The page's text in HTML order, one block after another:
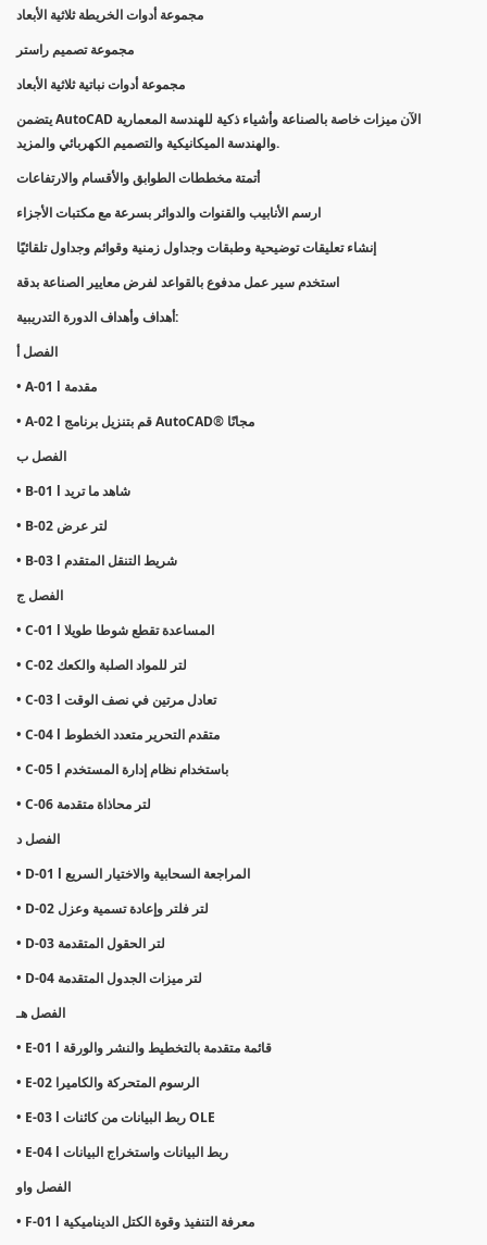
مجموعة أدوات الخريطة ثلاثية الأبعاد
مجموعة تصميم راستر
مجموعة أدوات نباتية ثلاثية الأبعاد
يتضمن AutoCAD الآن ميزات خاصة بالصناعة وأشياء ذكية للهندسة المعمارية
والهندسة الميكانيكية والتصميم الكهربائي والمزيد.
أتمتة مخططات الطوابق والأقسام والارتفاعات
ارسم الأنابيب والقنوات والدوائر بسرعة مع مكتبات الأجزاء
إنشاء تعليقات توضيحية وطبقات وجداول زمنية وقوائم وجداول تلقائيًا
استخدم سير عمل مدفوع بالقواعد لفرض معايير الصناعة بدقة
أهداف وأهداف الدورة التدريبية:
الفصل أ
• A-01 l مقدمة
• A-02 l قم بتنزيل برنامج AutoCAD® مجانًا
الفصل ب
• B-01 l شاهد ما تريد
• B-02 لتر عرض
• B-03 l شريط التنقل المتقدم
الفصل ج
• C-01 l المساعدة تقطع شوطا طويلا
• C-02 لتر للمواد الصلبة والكعك
• C-03 l تعادل مرتين في نصف الوقت
• C-04 l متقدم التحرير متعدد الخطوط
• C-05 l باستخدام نظام إدارة المستخدم
• C-06 لتر محاذاة متقدمة
الفصل د
• D-01 l المراجعة السحابية والاختيار السريع
• D-02 لتر فلتر وإعادة تسمية وعزل
• D-03 لتر الحقول المتقدمة
• D-04 لتر ميزات الجدول المتقدمة
الفصل هـ
• E-01 l قائمة متقدمة بالتخطيط والنشر والورقة
• E-02 الرسوم المتحركة والكاميرا
• E-03 l ربط البيانات من كائنات OLE
• E-04 l ربط البيانات واستخراج البيانات
الفصل واو
• F-01 l معرفة التنفيذ وقوة الكتل الديناميكية